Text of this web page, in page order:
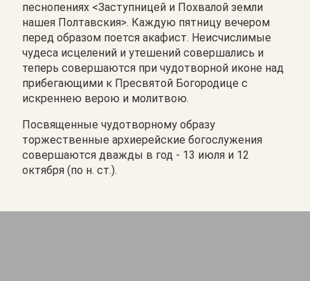
песнопениях <Заступницей и Похвалой земли
нашея Полтавския>. Каждую пятницу вечером
перед образом поется акафист. Неисчислимые
чудеса исцелений и утешений совершались и
теперь совершаются при чудотворной иконе над
прибегающими к Пресвятой Богородице с
искреннею верою и молитвою.
Посвященные чудотворному образу
торжественные архиерейские богослужения
совершаются дважды в год - 13 июля и 12
октября (по н. ст.).